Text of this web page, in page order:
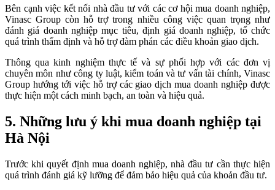
Bên cạnh việc kết nối nhà đầu tư với các cơ hội mua doanh nghiệp,
Vinasc Group còn hỗ trợ trong nhiều công việc quan trọng như
đánh giá doanh nghiệp mục tiêu, định giá doanh nghiệp, tổ chức
quá trình thẩm định và hỗ trợ đàm phán các điều khoản giao dịch.
Thông qua kinh nghiệm thực tế và sự phối hợp với các đơn vị
chuyên môn như công ty luật, kiểm toán và tư vấn tài chính, Vinasc
Group hướng tới việc hỗ trợ các giao dịch mua doanh nghiệp được
thực hiện một cách minh bạch, an toàn và hiệu quả.
5. Những lưu ý khi mua doanh nghiệp tại
Hà Nội
Trước khi quyết định mua doanh nghiệp, nhà đầu tư cần thực hiện
quá trình đánh giá kỹ lưỡng để đảm bảo hiệu quả của khoản đầu tư.